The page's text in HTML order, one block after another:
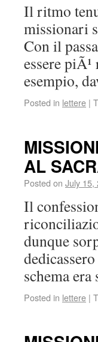
Il ritmo
missionari
Con il
essere
esempio,
Posted in lettere |
AL
Posted on July 15,
Il
dunque
schema
Posted in lettere |